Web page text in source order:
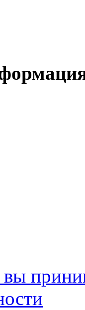
вы